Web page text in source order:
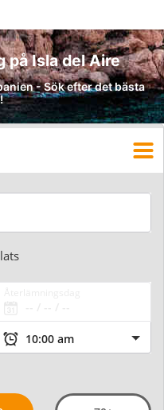
på Isla del Aire
- Sök efter det bästa